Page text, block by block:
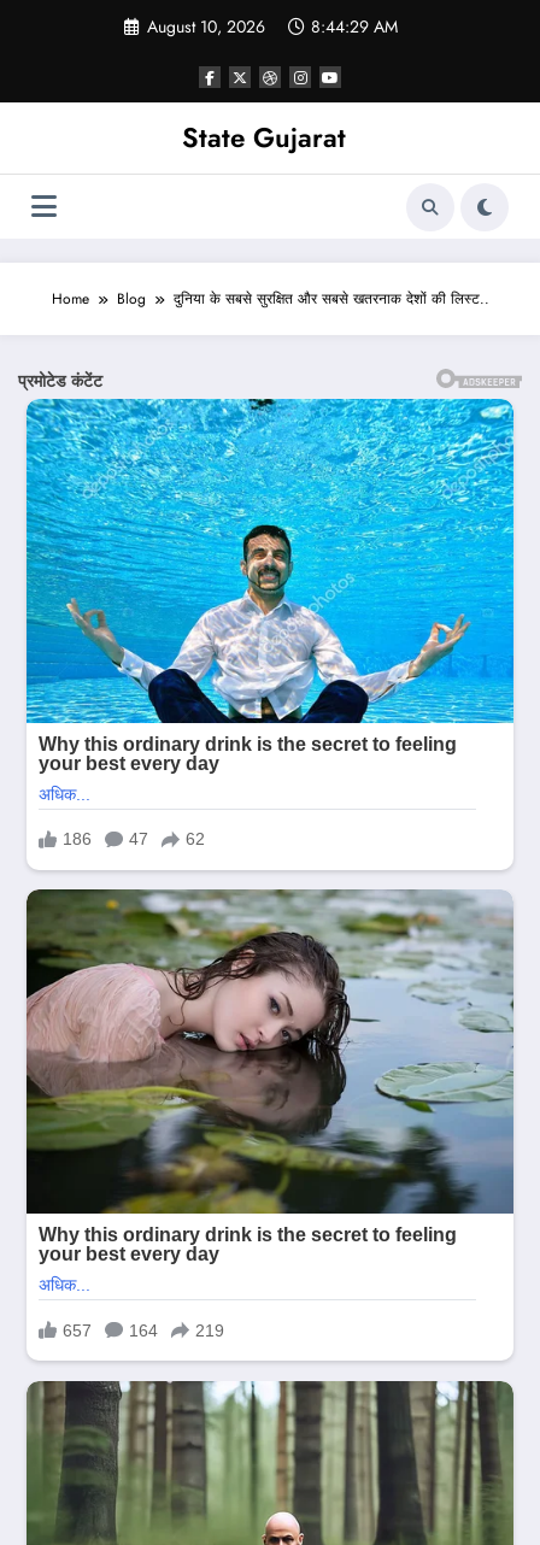
August 10, 2026 8:44:31 AM
State Gujarat
Home Blog दुनिया के सबसे सुरक्षित और सबसे खतरनाक देशों की लिस्ट..